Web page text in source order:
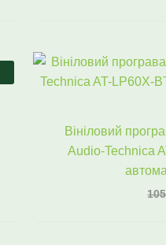
Вініловий
Audio-Technica